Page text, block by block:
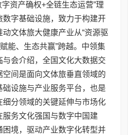
资产确权+全链生态运营”理
数字基础设施，致力于构建开
文体旅大健康产业从“资源驱
能、生态共赢”跨越。中领集
与会介绍，全国文化大数据交
间是面向文体旅垂直领域的
础设施与产业服务平台，也是
细分领域的关键延伸与市场化
务文化强国与数字中国建
境，驱动产业数字化转型并